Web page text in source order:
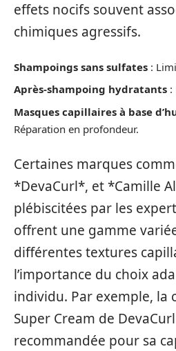
effets nocifs souvent
chimiques agressifs.
Shampoings sans sulfates :
Après-shampoing hydratants :
Masques capillaires à base
Réparation en profondeur.
Certaines marques
*DevaCurl*, et *Camille
plébiscitées par les
offrent une gamme
différentes textures
l’importance du choix
individu. Par exemple, la
Super Cream de
recommandée pour sa